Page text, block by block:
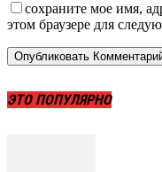
сохраните мое имя,
этом браузере для
ЭТО ПОПУЛЯРНО